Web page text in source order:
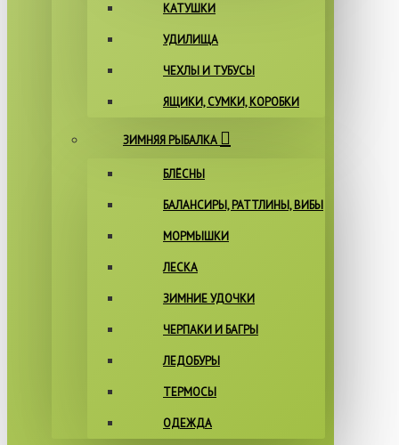
КАТУШКИ
УДИЛИЩА
ЧЕХЛЫ И ТУБУСЫ
ЯЩИКИ, СУМКИ, КОРОБКИ
ЗИМНЯЯ РЫБАЛКА
БЛЁСНЫ
БАЛАНСИРЫ, РАТТЛИНЫ, ВИБЫ
МОРМЫШКИ
ЛЕСКА
ЗИМНИЕ УДОЧКИ
ЧЕРПАКИ И БАГРЫ
ЛЕДОБУРЫ
ТЕРМОСЫ
ОДЕЖДА